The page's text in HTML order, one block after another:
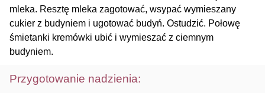
mleka. Resztę mleka zagotować, wsypać wymieszany
cukier z budyniem i ugotować budyń. Ostudzić. Połowę
śmietanki kremówki ubić i wymieszać z ciemnym
budyniem.
Przygotowanie nadzienia: